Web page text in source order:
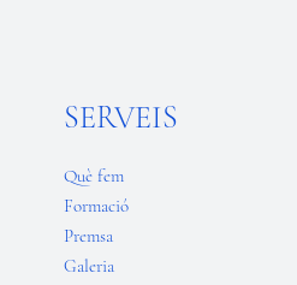
SERVEIS
Què fem
Formació
Premsa
Galeria